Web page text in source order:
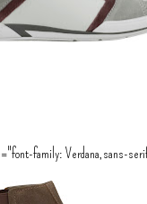
family: Verdana,sans-